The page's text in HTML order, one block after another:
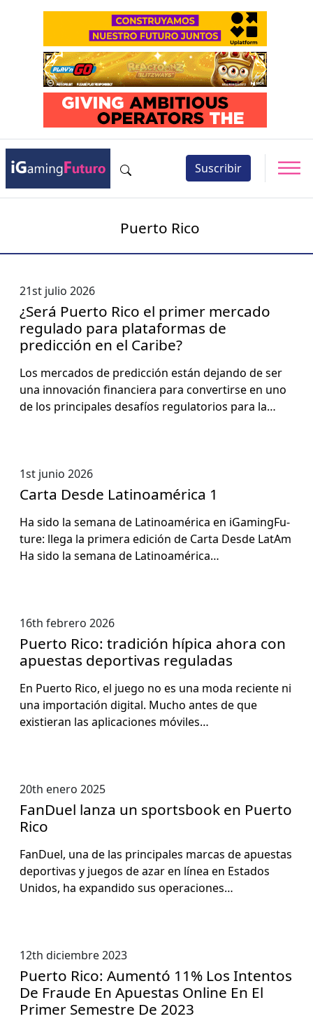
Suscribir
Puerto Rico
21st julio 2026
¿Será Puerto Rico el primer mercado
regulado para plataformas de
predicción en el Caribe?
Los mer­ca­dos de predic­ción están dejan­do de ser
una inno­vación financiera para con­ver­tirse en uno
de los prin­ci­pales desafíos reg­u­la­to­rios para la…
1st junio 2026
Carta Desde Latinoamérica 1
Ha sido la sem­ana de Lati­noaméri­ca en iGam­ing­Fu­
ture: lle­ga la primera edi­ción de Car­ta Des­de LatAm
Ha sido la sem­ana de Lati­noaméri­ca…
16th febrero 2026
Puerto Rico: tradición hípica ahora con
apuestas deportivas reguladas
En Puer­to Rico, el juego no es una moda reciente ni
una importación dig­i­tal. Mucho antes de que
existier­an las apli­ca­ciones móviles…
20th enero 2025
FanDuel lanza un sportsbook en Puerto
Rico
Fan­Du­el, una de las prin­ci­pales mar­cas de apues­tas
deporti­vas y jue­gos de azar en línea en Esta­dos
Unidos, ha expandi­do sus opera­ciones…
12th diciembre 2023
Puerto Rico: Aumentó 11% Los Intentos
De Fraude En Apuestas Online En El
Primer Semestre De 2023